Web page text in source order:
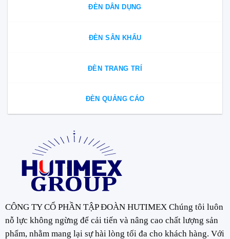
ĐÈN DÂN DỤNG
ĐÈN SÂN KHẤU
ĐÈN TRANG TRÍ
ĐÈN QUẢNG CÁO
CÔNG TY CỔ PHẦN TẬP ĐOÀN HUTIMEX Chúng tôi luôn
nỗ lực không ngừng để cải tiến và nâng cao chất lượng sản
phẩm, nhằm mang lại sự hài lòng tối đa cho khách hàng. Với